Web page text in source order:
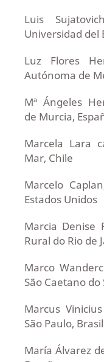
Luis
Universidad del
Luz Flores
Autónoma de
Mª Ángeles
de Murcia,
Marcela Lara
Mar, Chile
Marcelo
Estados Unidos
Marcia Denise
Rural do Rio de
Marco
São Caetano do
Marcus
São Paulo, Brasil
María Álvarez